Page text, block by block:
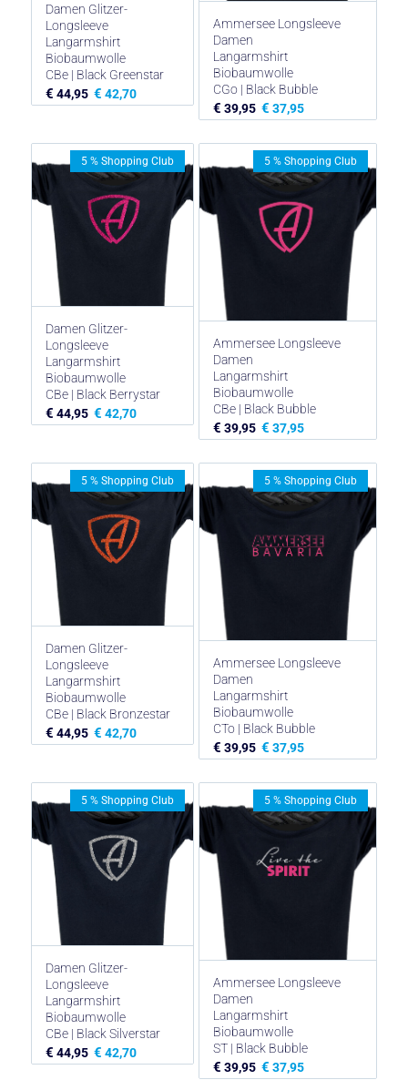
Damen Glitzer-
Longsleeve
Langarmshirt
Biobaumwolle
CBe | Black Greenstar
€ 44,95 € 42,70
Ammersee Longsleeve
Damen
Langarmshirt
Biobaumwolle
CGo | Black Bubble
€ 39,95 € 37,95
Damen Glitzer-
Longsleeve
Langarmshirt
Biobaumwolle
CBe | Black Berrystar
€ 44,95 € 42,70
5 % Shopping Club
Ammersee Longsleeve
Damen
Langarmshirt
Biobaumwolle
CBe | Black Bubble
€ 39,95 € 37,95
5 % Shopping Club
Damen Glitzer-
Longsleeve
Langarmshirt
Biobaumwolle
CBe | Black Bronzestar
€ 44,95 € 42,70
5 % Shopping Club
Ammersee Longsleeve
Damen
Langarmshirt
Biobaumwolle
CTo | Black Bubble
€ 39,95 € 37,95
5 % Shopping Club
Damen Glitzer-
Longsleeve
Langarmshirt
Biobaumwolle
CBe | Black Silverstar
€ 44,95 € 42,70
5 % Shopping Club
Ammersee Longsleeve
Damen
Langarmshirt
Biobaumwolle
ST | Black Bubble
€ 39,95 € 37,95
5 % Shopping Club